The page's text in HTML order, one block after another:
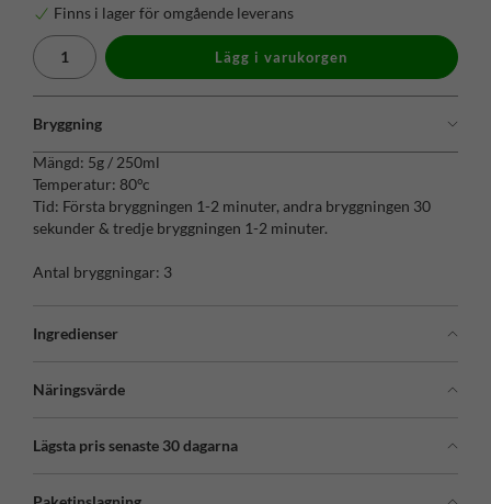
Finns i lager för omgående leverans
Lägg i varukorgen
Bryggning
Ingredienser
Näringsvärde
Lägsta pris senaste 30 dagarna
Mängd: 5g / 250ml
Temperatur: 80°c
Tid: Första bryggningen 1-2 minuter, andra bryggningen 30
sekunder & tredje bryggningen 1-2 minuter.
Antal bryggningar: 3